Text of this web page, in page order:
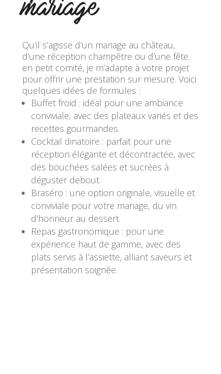
Qu’il s’agisse d’un mariage au château,
d’une réception champêtre ou d’une fête
en petit comité, je m’adapte à votre projet
pour offrir une prestation sur mesure. Voici
quelques idées de formules :
Buffet froid : idéal pour une ambiance
conviviale, avec des plateaux variés et des
recettes gourmandes.
Cocktail dinatoire : parfait pour une
réception élégante et décontractée, avec
des bouchées salées et sucrées à
déguster debout.
Braséro : une option originale, visuelle et
conviviale pour votre mariage, du vin
d'honneur au dessert.
Repas gastronomique : pour une
expérience haut de gamme, avec des
plats servis à l’assiette, alliant saveurs et
présentation soignée.